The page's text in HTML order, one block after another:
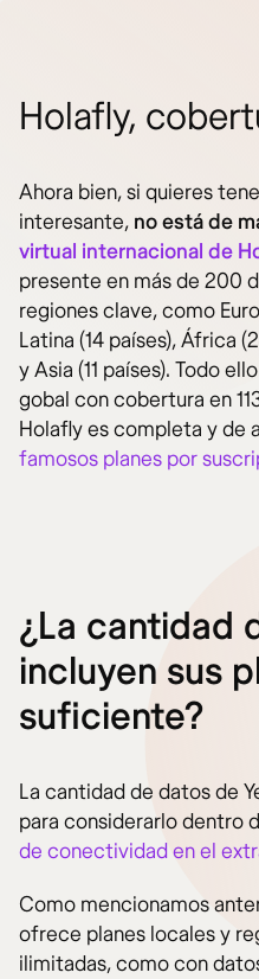
Holafly,
Ahora bien, si quieres
interesante, no está de
virtual internacional de
presente en más de 200
regiones clave, como
Latina (14 países), África
y Asia (11 países). Todo
gobal con cobertura en
Holafly es completa y de
famosos planes por
¿La cantidad
incluyen sus
suficiente?
La cantidad de datos de
para considerarlo dentro
de conectividad en el
Como mencionamos
ofrece planes locales y
ilimitadas, como con